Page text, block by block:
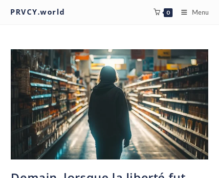
PRVCY.world 0 Menu